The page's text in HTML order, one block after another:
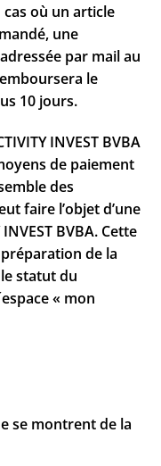
où un article
une
par mail au
le
10 jours.
INVEST BVBA
de paiement
des
faire l’objet d’une
BVBA. Cette
de la
statut du
« mon
se montrent de la